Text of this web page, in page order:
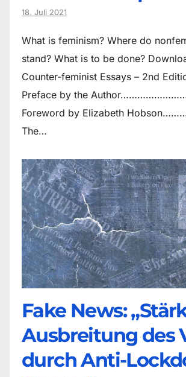
18. Juli 2021
What is feminism? Where do
stand? What is to be done?
Counter-feminist Essays – 2nd
Preface by the
Foreword by Elizabeth
The…
Fake News:
Ausbreitung des
durch Anti-